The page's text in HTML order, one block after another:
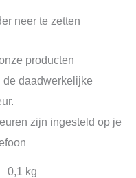
neer te zetten
producten
de daadwerkelijke
zijn ingesteld op je
0,1 kg